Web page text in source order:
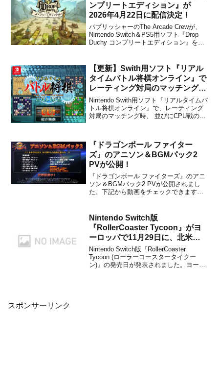
ンプリートエディション』が
2026年4月22日に配信決定！
パブリッシャーのThe Arcade Crewが、
Nintendo Switch＆PS5用ソフト『Drop
Duchy コンプリートエディション』を
(税込)に設定されています。Drop Duc...
【更新】Swith用ソフト『リアル
タイムバトル将棋オンライン』で
レーティング対局のマッチング
時、 並びにCPU戦の不具合につ
いての修正パッチが近日配信決
定！
Nintendo Swith用ソフト『リアルタイムバ
トル将棋オンライン』で、レーティング
対局のマッチング時、 並びにCPU戦の不
発表されました。不具合の詳細や対処方
法等については、公式サイトからご確認
ください...
『ドラゴンボール ファイター
ズ』のアニソン＆BGMパック2
PVが公開！
『ドラゴンボール ファイターズ』のアニ
ソン＆BGMパック2 PVが公開されまし
た。下記から動画をチェックできます。
配信中です。販売価格は1,389円＋税とな
ります。（Xbox ...
Nintendo Switch版
『RollerCoaster Tycoon』がヨ
ーロッパで11月29日に、北米で
12月13日に発売決定！遊園地経
営シミュレーションゲーム
Nintendo Switch版『RollerCoaster
Tycoon (ローラーコースタータイクー
ン)』の発売日が発表されました。ヨーロ
スポンサーリンク